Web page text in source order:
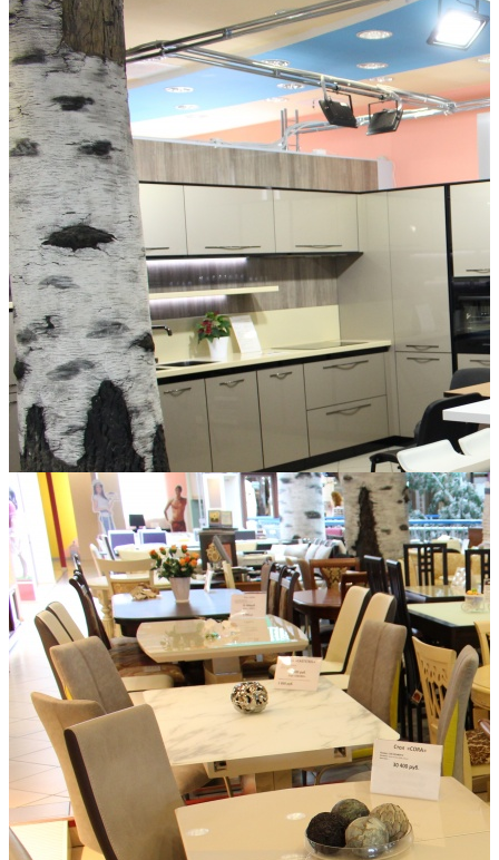
Geniuspark
Производство качественной мягкой мебели по доступным
ценам для создания комфорта и уюта в вашем доме.
Немецкие кухни
Дизайн Студия Немецкие кухни